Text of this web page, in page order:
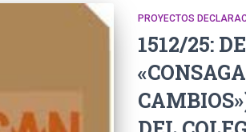
PROYECTOS
1512/25: